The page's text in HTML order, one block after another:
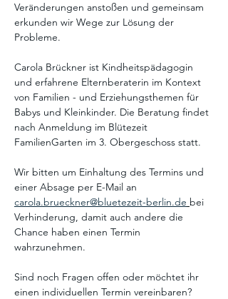
Veränderungen anstoßen und gemeinsam
erkunden wir Wege zur Lösung der
Probleme.
Carola Brückner ist Kindheitspädagogin
und erfahrene Elternberaterin im Kontext
von Familien - und Erziehungsthemen für
Babys und Kleinkinder. Die Beratung findet
nach Anmeldung im Blütezeit
FamilienGarten im 3. Obergeschoss statt.
Wir bitten um Einhaltung des Termins und
einer Absage per E-Mail an
carola.brueckner@bluetezeit-berlin.de bei
Verhinderung, damit auch andere die
Chance haben einen Termin
wahrzunehmen.
Sind noch Fragen offen oder möchtet ihr
einen individuellen Termin vereinbaren?